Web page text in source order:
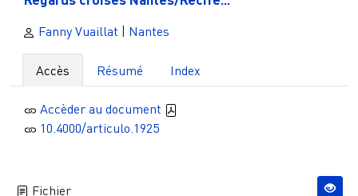
Fanny Vuaillat Nantes
Accès Résumé Index
Accèder au document
10.4000/articulo.1925
Fichier